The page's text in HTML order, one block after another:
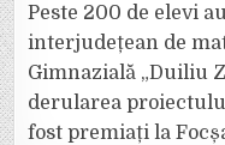
Peste 200 de elevi
interjudețean de
Gimnazială „Duiliu
derularea
fost premiați la